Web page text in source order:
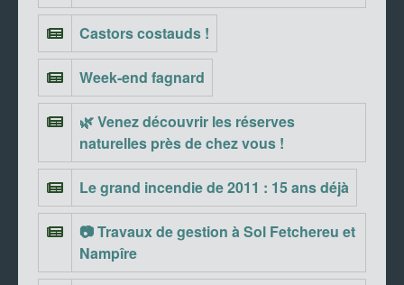
Castors costauds !
Week-end fagnard
🌿 Venez découvrir les réserves
naturelles près de chez vous !
Le grand incendie de 2011 : 15 ans déjà
📷 Travaux de gestion à Sol Fetchereu et
Nampîre